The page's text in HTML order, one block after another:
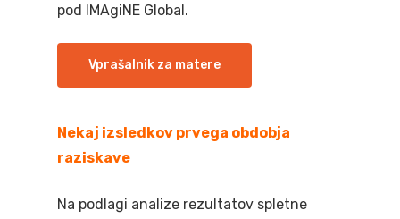
pod IMAgiNE Global.
Vprašalnik za matere
Nekaj izsledkov prvega obdobja
raziskave
Na podlagi analize rezultatov spletne